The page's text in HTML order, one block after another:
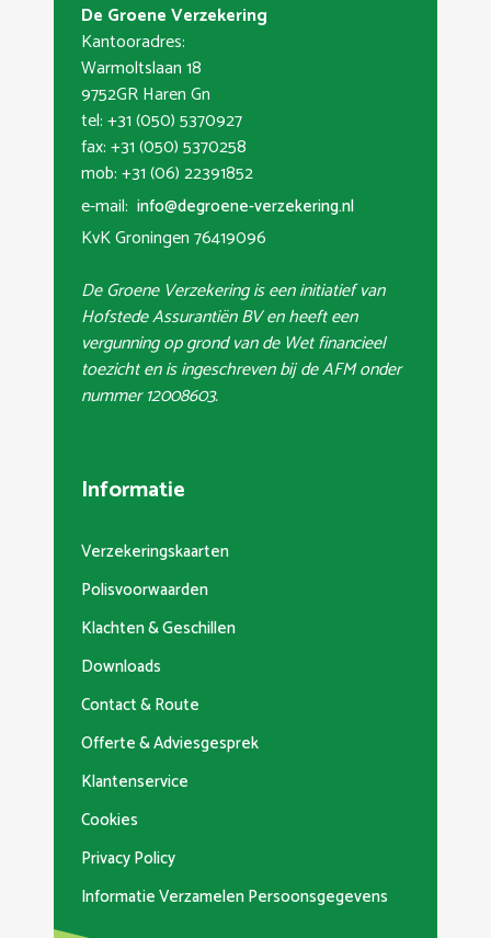
De Groene Verzekering
Kantooradres:
Warmoltslaan 18
9752GR Haren Gn
tel: +31 (050) 5370927
fax: +31 (050) 5370258
mob: +31 (06) 22391852
e-mail: info@degroene-verzekering.nl
KvK Groningen 76419096
De Groene Verzekering is een initiatief van
Hofstede Assurantiën BV en heeft een
vergunning op grond van de Wet financieel
toezicht en is ingeschreven bij de AFM onder
nummer 12008603.
Informatie
Verzekeringskaarten
Polisvoorwaarden
Klachten & Geschillen
Downloads
Contact & Route
Offerte & Adviesgesprek
Klantenservice
Cookies
Privacy Policy
Informatie Verzamelen Persoonsgegevens